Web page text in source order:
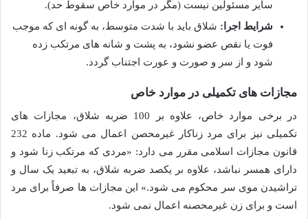
سایر مسئولین نیست (مگر در موارد خاص سقوط حد).
شرایط اجرا: شلاق باید با شدت متوسط، به گونه ای که موجب
فوت یا نقص عضو نشود، به پشت و شانه های مرتکب زده
شود و از سر و صورت و عورت اجتناب گردد.
مجازات های تکمیلی در موارد خاص
در برخی موارد خاص، علاوه بر 100 ضربه شلاق، مجازات های
تکمیلی نیز برای مرد زناکار غیرمحصن اعمال می شود. ماده 232
قانون مجازات اسلامی مقرر می دارد: «مردی که مرتکب زنا شود و
دارای همسر نباشد، علاوه بر یکصد ضربه شلاق، به تبعید یک سال و
تراشیدن موی سر محکوم می شود.» این مجازات ها صرفاً برای مرد
است و برای زن غیرمحصنه اعمال نمی شود.